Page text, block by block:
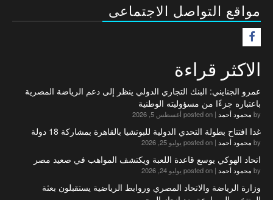
مواقع التواصل الاجتماعى
الاكثر قراءة
عمرو الجنايني: البنك التجاري الدولي ينظر إلى دعم الرياضة المصرية
باعتباره جزءًا من مسؤوليته الوطنية
by محمود أحمد | posted on أغسطس 5, 2026
غدا افتتاح بطولة التحدي الدولية للبوتشيا بالقاهرة بمشاركة 18 دولة
by محمود أحمد | posted on يوليو 25, 2026
اتحاد الهوكي يوسع قاعدة اللعبة ويكتشف المواهب في صعيد مصر
by محمود أحمد | posted on يوليو 24, 2026
وزارة الرياضة والاتحاد المصري وروابط الرياضية يستقبلون بعثة